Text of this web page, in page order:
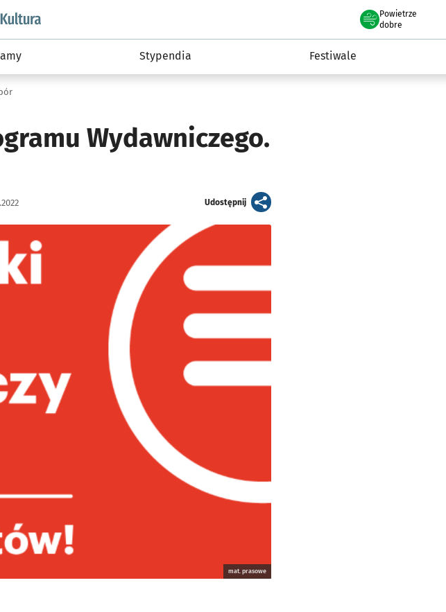
wroclaw.pl podserwis: Kultura
Powietrze
we Wrocławiu
dobre
Stypendia Festiwale
Wydawniczego.
Udostępnijartykuł
mat. prasowe